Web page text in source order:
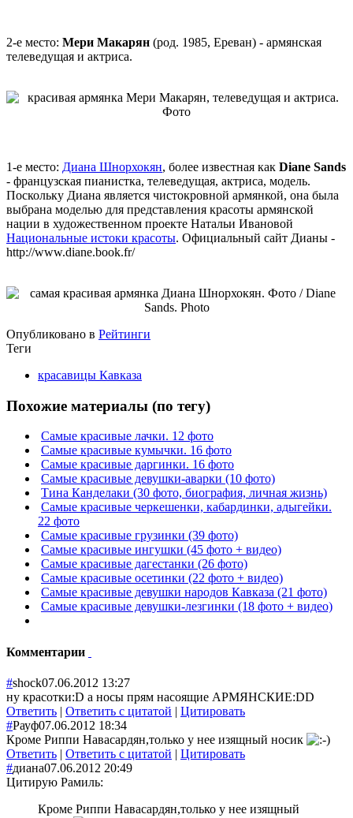
2-е место: Мери Макарян (род. 1985, Ереван) - армянская
телеведущая и актриса.
1-е место: Диана Шнорхокян, более известная как Diane Sands
- французская пианистка, телеведущая, актриса, модель.
Поскольку Диана является чистокровной армянкой, она была
выбрана моделью для представления красоты армянской
нации в художественном проекте Натальи Ивановой
Национальные истоки красоты. Официальный сайт Дианы -
http://www.diane.book.fr/
Опубликовано в Рейтинги
Теги
красавицы Кавказа
Похожие материалы (по тегу)
Самые красивые лачки. 12 фото
Самые красивые кумычки. 16 фото
Самые красивые даргинки. 16 фото
Самые красивые девушки-аварки (10 фото)
Тина Канделаки (30 фото, биография, личная жизнь)
Самые красивые черкешенки, кабардинки, адыгейки.
22 фото
Самые красивые грузинки (39 фото)
Самые красивые ингушки (45 фото + видео)
Самые красивые дагестанки (26 фото)
Самые красивые осетинки (22 фото + видео)
Самые красивые девушки народов Кавказа (21 фото)
Самые красивые девушки-лезгинки (18 фото + видео)
Комментарии
#shock07.06.2012 13:27
ну красотки:D а носы прям насоящие АРМЯНСКИЕ:DD
Ответить | Ответить с цитатой | Цитировать
#Рауф07.06.2012 18:34
Кроме Риппи Навасардян,только у нее изящный носик
Ответить | Ответить с цитатой | Цитировать
#диана07.06.2012 20:49
Цитирую Рамиль:
Кроме Риппи Навасардян,только у нее изящный